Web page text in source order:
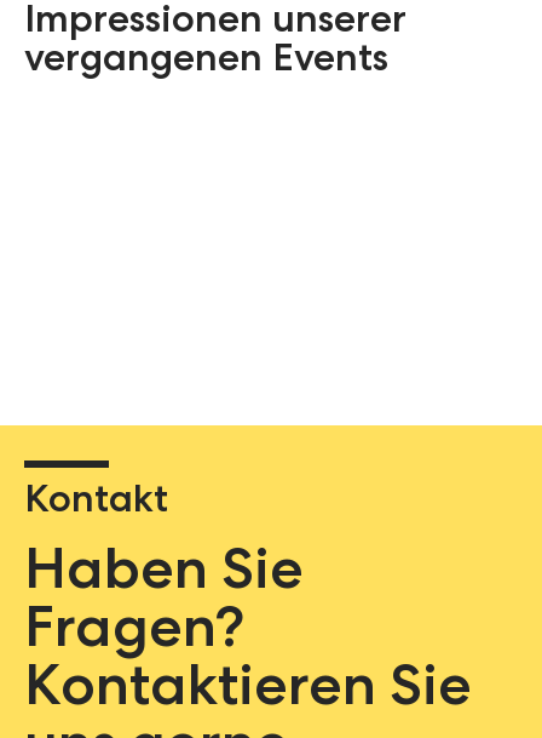
Impressionen unserer
vergangenen Events
Kontakt
Haben Sie
Fragen?
Kontaktieren Sie